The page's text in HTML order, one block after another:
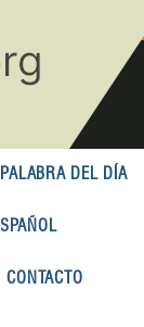
DEL DÍA
CONTACTO